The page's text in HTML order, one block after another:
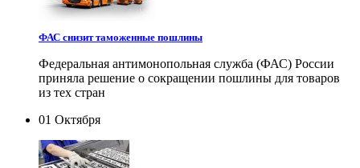
ФАС снизит таможенные пошлины
Федеральная антимонопольная служба (ФАС) России
приняла решение о сокращении пошлины для товаров
из тех стран
01 Октября